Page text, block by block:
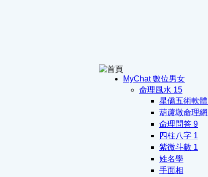
MyChat 數位男女
命理風水 15
星僑五術軟體
葫蘆墩命理網
命理問答 9
四柱八字 1
紫微斗數 1
姓名學
手面相